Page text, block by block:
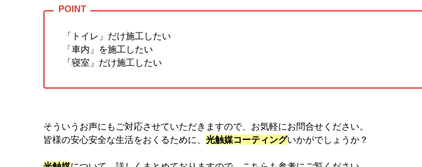
「トイレ」だけ施工したい
「車内」を施工したい
「寝室」だけ施工したい
そういうお声にもご対応させていただきますので、お気軽にお問合せください。
皆様の安心安全な生活をおくるために、 光触媒コーティングいかがでしょうか？